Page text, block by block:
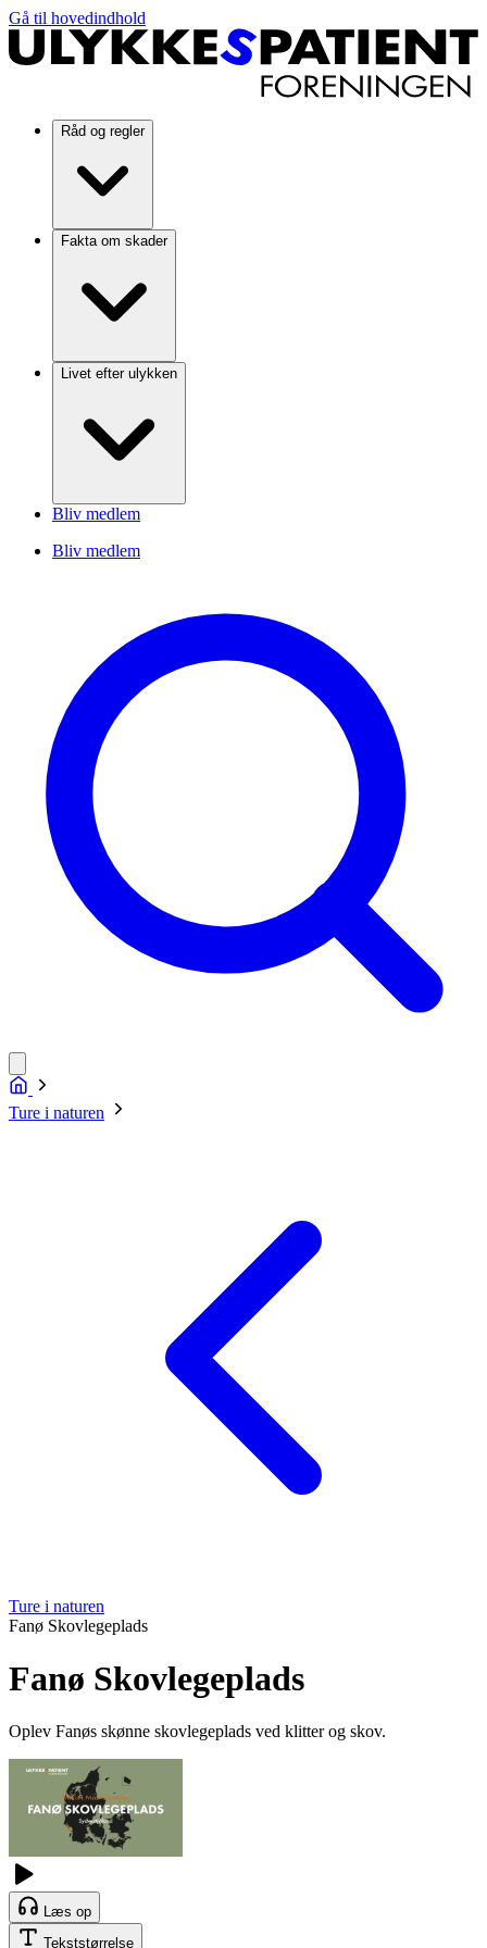
Gå til hovedindhold
Råd og regler
Fakta om skader
Livet efter ulykken
Bliv medlem
Bliv medlem
Ture i naturen
Ture i naturen
Fanø Skovlegeplads
Fanø Skovlegeplads
Oplev Fanøs skønne skovlegeplads ved klitter og skov.
Læs op
Tekststørrelse